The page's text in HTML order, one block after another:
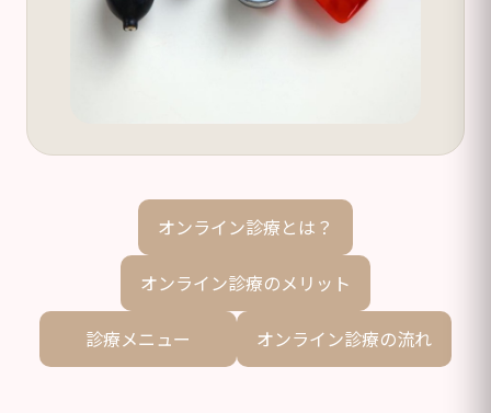
オンライン診療とは？
オンライン診療のメリット
診療メニュー オンライン診療の流れ